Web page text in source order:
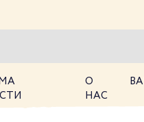
О
НАС